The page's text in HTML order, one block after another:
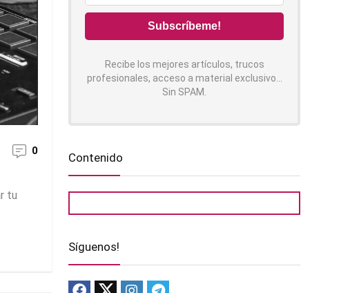
0
tu
Recibe los mejores artículos, trucos
profesionales, acceso a material exclusivo...
Sin SPAM.
Contenido
Síguenos!